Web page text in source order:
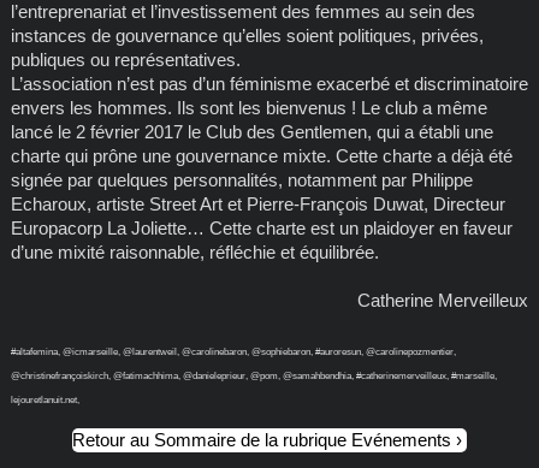
l’entreprenariat et l’investissement des femmes au sein des
instances de gouvernance qu’elles soient politiques, privées,
publiques ou représentatives.
L’association n’est pas d’un féminisme exacerbé et discriminatoire
envers les hommes. Ils sont les bienvenus ! Le club a même
lancé le 2 février 2017 le Club des Gentlemen, qui a établi une
charte qui prône une gouvernance mixte. Cette charte a déjà été
signée par quelques personnalités, notamment par Philippe
Echaroux, artiste Street Art et Pierre-François Duwat, Directeur
Europacorp La Joliette… Cette charte est un plaidoyer en faveur
d’une mixité raisonnable, réfléchie et équilibrée.
Catherine Merveilleux
#altafemina, @icmarseille, @laurentweil, @carolinebaron, @sophiebaron, #auroresun, @carolinepozmentier,
@christinefrançoiskirch, @fatimachhima, @danieleprieur, @pom, @samahbendhia, #catherinemerveilleux, #marseille,
lejouretlanuit.net,
Retour au Sommaire de la rubrique Evénements